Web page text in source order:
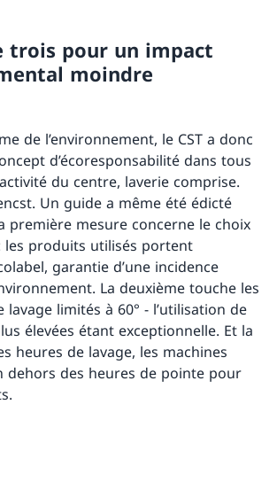
trois pour un impact
moindre
de l’environnement, le CST a donc
d’écoresponsabilité dans tous
du centre, laverie comprise.
Un guide a même été édicté
première mesure concerne le choix
les produits utilisés portent
garantie d’une incidence
La deuxième touche les
limités à 60° - l’utilisation de
élevées étant exceptionnelle. Et la
heures de lavage, les machines
dehors des heures de pointe pour